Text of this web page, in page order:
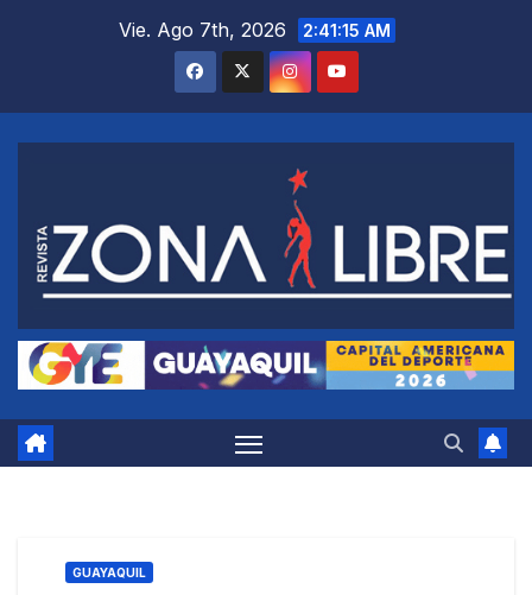
Vie. Ago 7th, 2026 2:41:16 AM
GUAYAQUIL